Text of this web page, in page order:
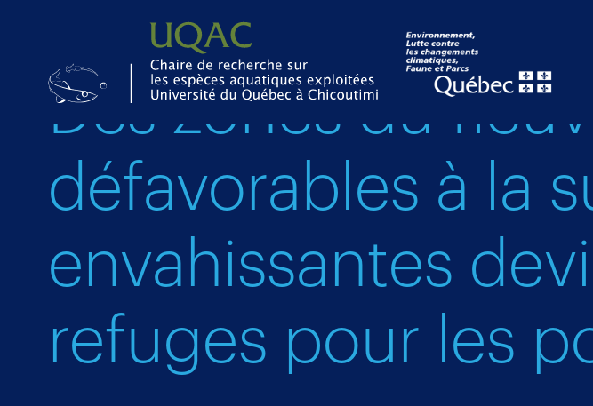
Des zones du
défavorables à la
envahissantes
refuges pour les